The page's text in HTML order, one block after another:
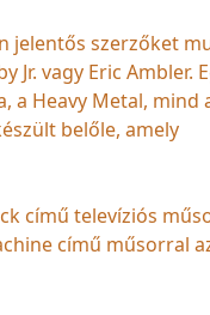
jelentős szerzőket
vagy Eric Ambler.
a Heavy Metal, mind
belőle, amely
című televíziós
című műsorral